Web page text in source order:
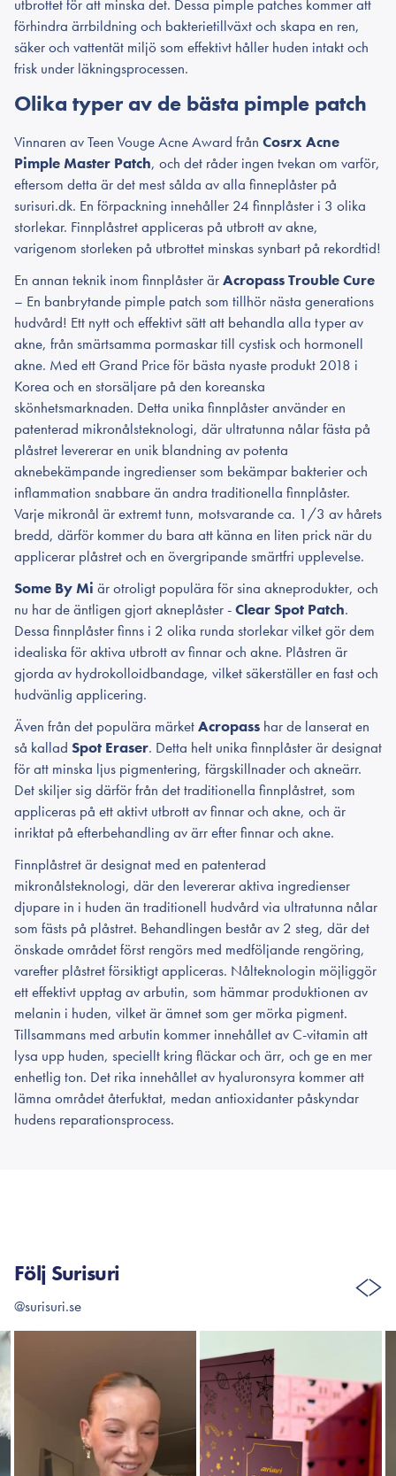
utbrottet för att minska det. Dessa pimple patches kommer att
förhindra ärrbildning och bakterietillväxt och skapa en ren,
säker och vattentät miljö som effektivt håller huden intakt och
frisk under läkningsprocessen.
Olika typer av de bästa pimple patch
Vinnaren av Teen Vouge Acne Award från Cosrx Acne
Pimple Master Patch, och det råder ingen tvekan om varför,
eftersom detta är det mest sålda av alla finneplåster på
surisuri.dk. En förpackning innehåller 24 finnplåster i 3 olika
storlekar. Finnplåstret appliceras på utbrott av akne,
varigenom storleken på utbrottet minskas synbart på rekordtid!
En annan teknik inom finnplåster ärAcropass Trouble Cure
– En banbrytande pimple patch som tillhör nästa generations
hudvård! Ett nytt och effektivt sätt att behandla alla typer av
akne, från smärtsamma pormaskar till cystisk och hormonell
akne. Med ett Grand Price för bästa nyaste produkt 2018 i
Korea och en storsäljare på den koreanska
skönhetsmarknaden. Detta unika finnplåster använder en
patenterad mikronålsteknologi, där ultratunna nålar fästa på
plåstret levererar en unik blandning av potenta
aknebekämpande ingredienser som bekämpar bakterier och
inflammation snabbare än andra traditionella finnplåster.
Varje mikronål är extremt tunn, motsvarande ca. 1/3 av hårets
bredd, därför kommer du bara att känna en liten prick när du
applicerar plåstret och en övergripande smärtfri upplevelse.
Some By Mi är otroligt populära för sina akneprodukter, och
nu har de äntligen gjort akneplåster -Clear Spot Patch.
Dessa finnplåster finns i 2 olika runda storlekar vilket gör dem
idealiska för aktiva utbrott av finnar och akne. Plåstren är
gjorda av hydrokolloidbandage, vilket säkerställer en fast och
hudvänlig applicering.
Även från det populära märketAcropass har de lanserat en
så kallad Spot Eraser. Detta helt unika finnplåster är designat
för att minska ljus pigmentering, färgskillnader och akneärr.
Det skiljer sig därför från det traditionella finnplåstret, som
appliceras på ett aktivt utbrott av finnar och akne, och är
inriktat på efterbehandling av ärr efter finnar och akne.
Finnplåstret är designat med en patenterad
mikronålsteknologi, där den levererar aktiva ingredienser
djupare in i huden än traditionell hudvård via ultratunna nålar
som fästs på plåstret. Behandlingen består av 2 steg, där det
önskade området först rengörs med medföljande rengöring,
varefter plåstret försiktigt appliceras. Nålteknologin möjliggör
ett effektivt upptag av arbutin, som hämmar produktionen av
melanin i huden, vilket är ämnet som ger mörka pigment.
Tillsammans med arbutin kommer innehållet av C-vitamin att
lysa upp huden, speciellt kring fläckar och ärr, och ge en mer
enhetlig ton. Det rika innehållet av hyaluronsyra kommer att
lämna området återfuktat, medan antioxidanter påskyndar
hudens reparationsprocess.
Följ Surisuri
@surisuri.se